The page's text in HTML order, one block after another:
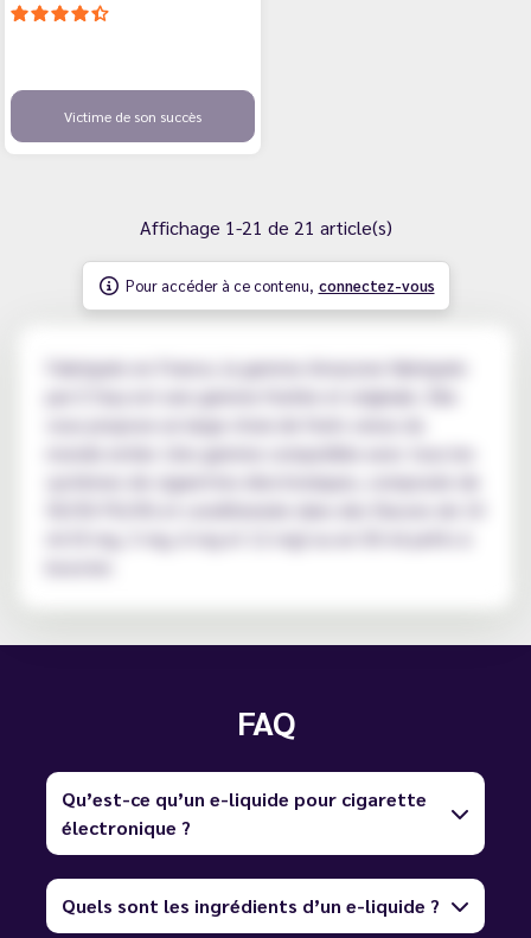
Victime de son succès
Affichage 1-21 de 21 article(s)
Pour accéder à ce contenu, connectez-vous
Fabriquée en France, la gamme Amazone fabriquée
par E.Tasy est une gamme fruitée et originale. Elle
monde entier. Une gamme compatible avec tous les
systèmes de cigarettes électroniques, composée de
ml (0 mg, 3 mg, 6 mg et 12 mg) ou en 50 ml prêts à
FAQ
Qu’est-ce qu’un e-liquide pour cigarette
électronique ?
Quels sont les ingrédients d’un e-liquide ?